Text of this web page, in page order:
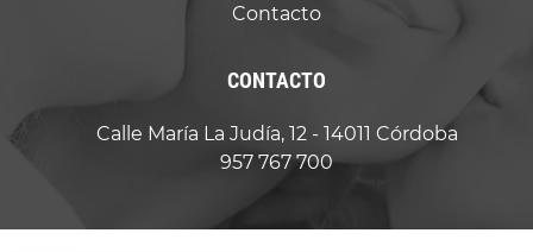
Contacto
CONTACTO
Calle María La Judía, 12 - 14011 Córdoba
957 767 700